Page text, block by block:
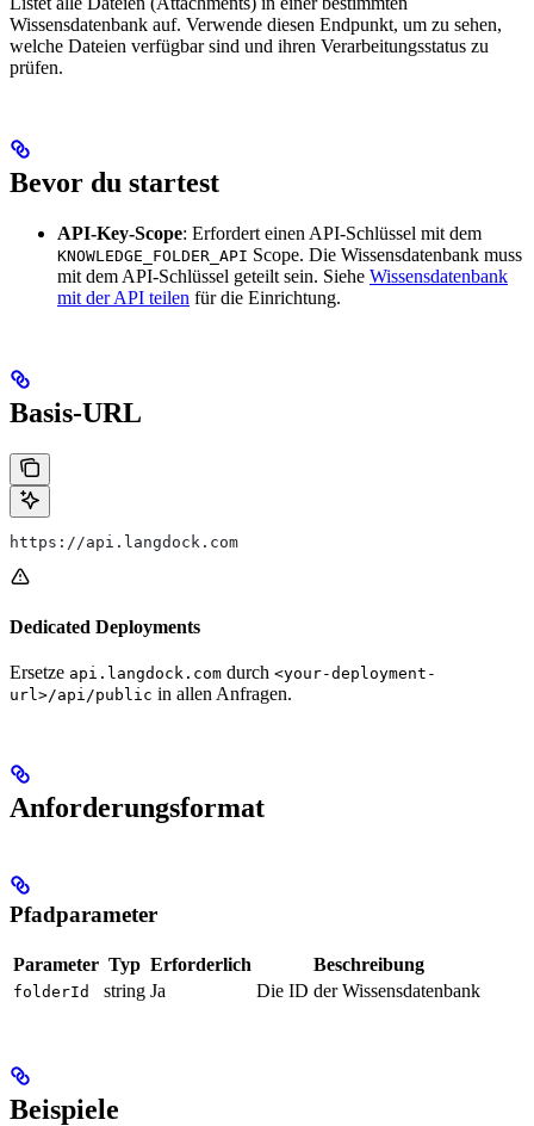
Wissensdatenbank auf. Verwende diesen Endpunkt, um zu sehen,
welche Dateien verfügbar sind und ihren Verarbeitungsstatus zu
prüfen.
Bevor du startest
API-Key-Scope: Erfordert einen API-Schlüssel mit dem
KNOWLEDGE_FOLDER_API Scope. Die Wissensdatenbank muss
mit dem API-Schlüssel geteilt sein. Siehe Wissensdatenbank
mit der API teilen für die Einrichtung.
Basis-URL
https://api.langdock.com
Dedicated Deployments
Ersetze api.langdock.com durch <your-deployment-
url>/api/public in allen Anfragen.
Anforderungsformat
Pfadparameter
Parameter Typ Erforderlich Beschreibung
folderId string Ja Die ID der Wissensdatenbank
Beispiele